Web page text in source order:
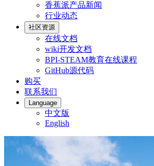
香蕉派产品新闻
行业动态
社区资源
在线文档
wiki开发文档
BPI-STEAM教育在线课程
GitHub源代码
购买
联系我们
Language
中文版
English